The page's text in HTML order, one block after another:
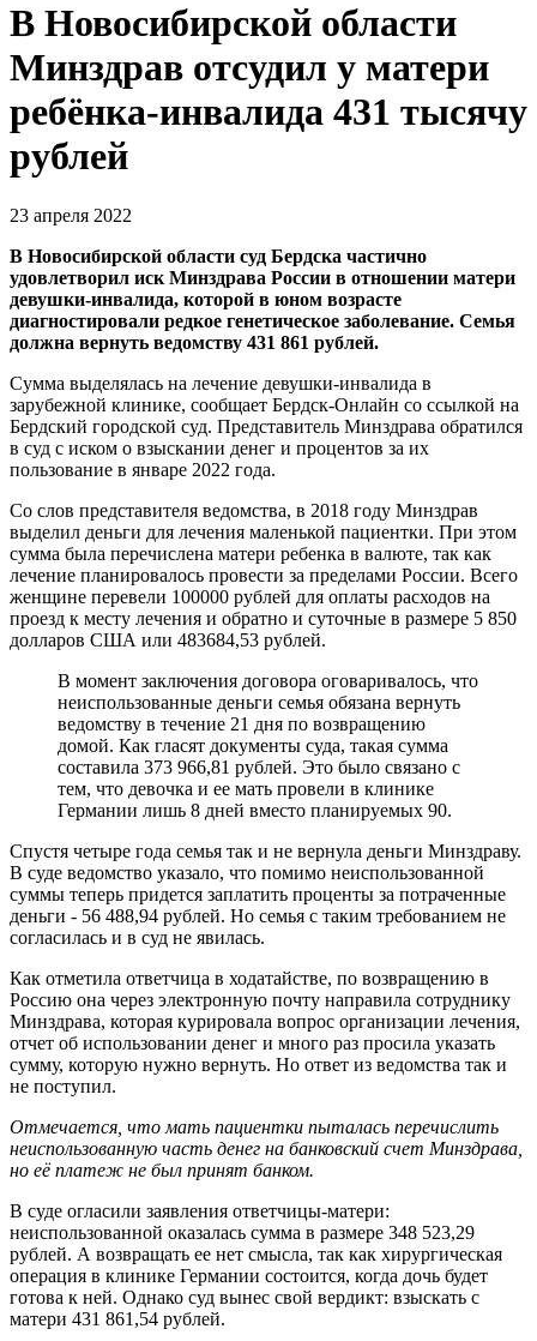
В Новосибирской области
Минздрав отсудил у матери
ребёнка-инвалида 431 тысячу
рублей
23 апреля 2022
В Новосибирской области суд Бердска частично
удовлетворил иск Минздрава России в отношении матери
девушки-инвалида, которой в юном возрасте
диагностировали редкое генетическое заболевание. Семья
должна вернуть ведомству 431 861 рублей.
Сумма выделялась на лечение девушки-инвалида в
зарубежной клинике, сообщает Бердск-Онлайн со ссылкой на
Бердский городской суд. Представитель Минздрава обратился
в суд с иском о взыскании денег и процентов за их
пользование в январе 2022 года.
Со слов представителя ведомства, в 2018 году Минздрав
выделил деньги для лечения маленькой пациентки. При этом
сумма была перечислена матери ребенка в валюте, так как
лечение планировалось провести за пределами России. Всего
женщине перевели 100000 рублей для оплаты расходов на
проезд к месту лечения и обратно и суточные в размере 5 850
долларов США или 483684,53 рублей.
В момент заключения договора оговаривалось, что
неиспользованные деньги семья обязана вернуть
ведомству в течение 21 дня по возвращению
домой. Как гласят документы суда, такая сумма
составила 373 966,81 рублей. Это было связано с
тем, что девочка и ее мать провели в клинике
Германии лишь 8 дней вместо планируемых 90.
Спустя четыре года семья так и не вернула деньги Минздраву.
В суде ведомство указало, что помимо неиспользованной
суммы теперь придется заплатить проценты за потраченные
деньги - 56 488,94 рублей. Но семья с таким требованием не
согласилась и в суд не явилась.
Как отметила ответчица в ходатайстве, по возвращению в
Россию она через электронную почту направила сотруднику
Минздрава, которая курировала вопрос организации лечения,
отчет об использовании денег и много раз просила указать
сумму, которую нужно вернуть. Но ответ из ведомства так и
не поступил.
Отмечается, что мать пациентки пыталась перечислить
неиспользованную часть денег на банковский счет Минздрава,
но её платеж не был принят банком.
В суде огласили заявления ответчицы-матери:
неиспользованной оказалась сумма в размере 348 523,29
рублей. А возвращать ее нет смысла, так как хирургическая
операция в клинике Германии состоится, когда дочь будет
готова к ней. Однако суд вынес свой вердикт: взыскать с
матери 431 861,54 рублей.